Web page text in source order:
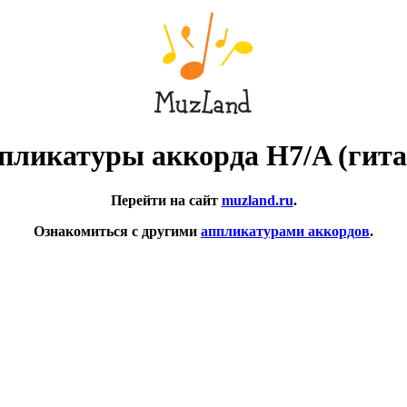
аккорда H7/A
Перейти на сайт muzland.ru.
Ознакомиться с другими аппликатурами аккордов.